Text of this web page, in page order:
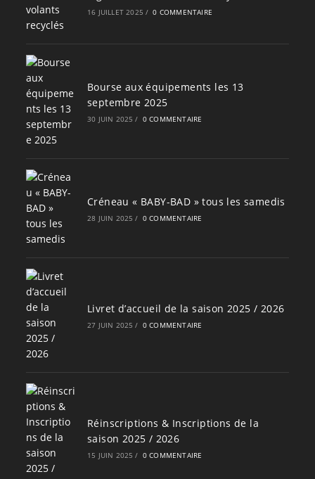
16 JUILLET 2025 / 0 COMMENTAIRE
Bourse aux équipements les 13
septembre 2025
30 JUIN 2025 / 0 COMMENTAIRE
Créneau « BABY-BAD » tous les samedis
28 JUIN 2025 / 0 COMMENTAIRE
Livret d’accueil de la saison 2025 / 2026
27 JUIN 2025 / 0 COMMENTAIRE
Réinscriptions & Inscriptions de la
saison 2025 / 2026
15 JUIN 2025 / 0 COMMENTAIRE